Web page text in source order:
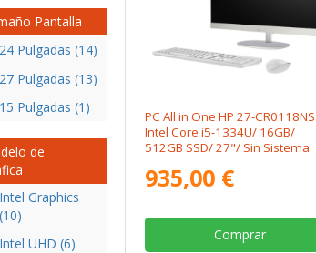
Pantalla
24 Pulgadas (14)
27 Pulgadas (13)
15 Pulgadas (1)
de
Intel Graphics
(10)
Intel UHD (6)
PC All in One HP 27-CR0118NS
Intel Core i5-1334U/ 16GB/
512GB SSD/ 27"/ Sin Sistema
935,00 €
Comprar